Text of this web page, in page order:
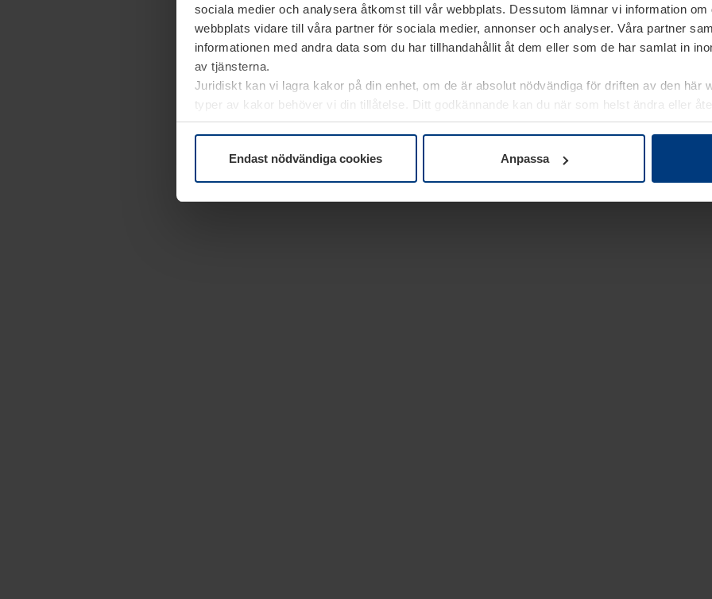
sociala medier och analysera åtkomst till vår webbplats. Dessutom lämnar vi information om
webbplats vidare till våra partner för sociala medier, annonser och analyser. Våra partner
informationen med andra data som du har tillhandahållit åt dem eller som de har samlat in
av tjänsterna.
Juridiskt kan vi lagra kakor på din enhet, om de är absolut nödvändiga för driften av den här
typer av kakor behöver vi din tillåtelse. Ditt godkännande kan du när som helst ändra eller
kakor underDataskyddsförklaringpå vår webbplats.
Endast nödvändiga cookies Anpassa